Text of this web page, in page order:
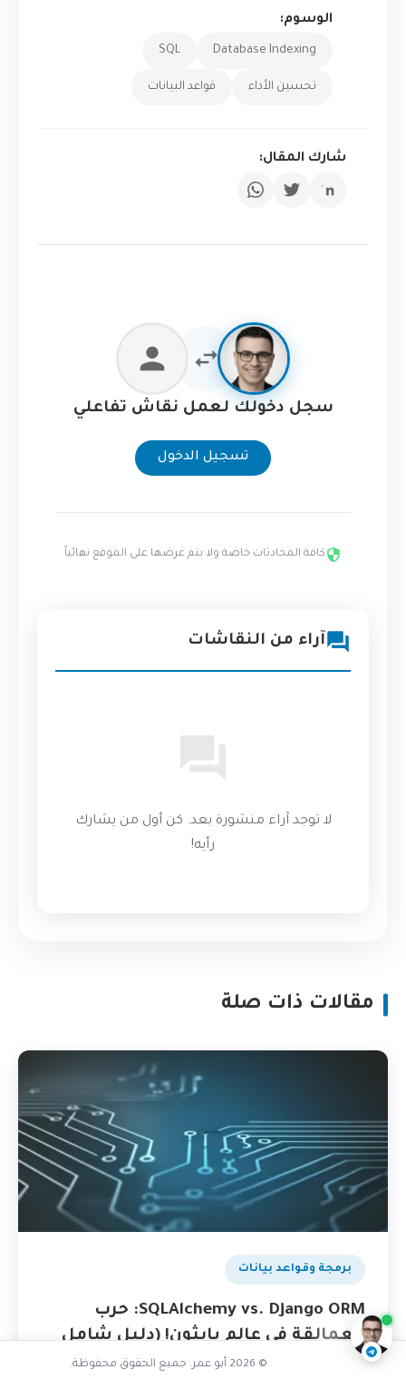
الوسوم:
Database Indexing
SQL
تحسين الأداء قواعد البيانات
شارك المقال:
سجل دخولك لعمل نقاش تفاعلي
تسجيل الدخول
كافة المحادثات خاصة ولا يتم عرضها على الموقع نهائياً
آراء من النقاشات
لا توجد آراء منشورة بعد. كن أول من يشارك
رأيه!
مقالات ذات صلة
برمجة وقواعد بيانات
SQLAlchemy vs. Django ORM: حرب
العمالقة في عالم بايثون! (دليل شامل
لاختيار الأنسب)
ناقشنا على تليجرام@AbuOmarTech_bot
© 2026 أبو عمر. جميع الحقوق محفوظة.